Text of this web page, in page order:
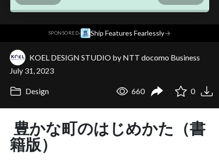
SPONSORED· Ship Features Fearlessly→
KOEL DESIGN STUDIO by NTT docomo Business
July 31, 2023
Design 660 0
豊かな町のはじめかた（書
籍版）